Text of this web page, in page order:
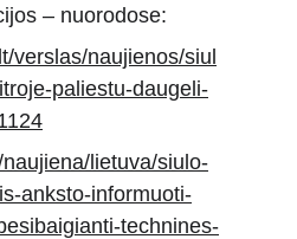
– nuorodose:
verslas/naujienos/siul
paliestu-daugeli-
lietuva/siulo-
anksto-informuoti-
technines-